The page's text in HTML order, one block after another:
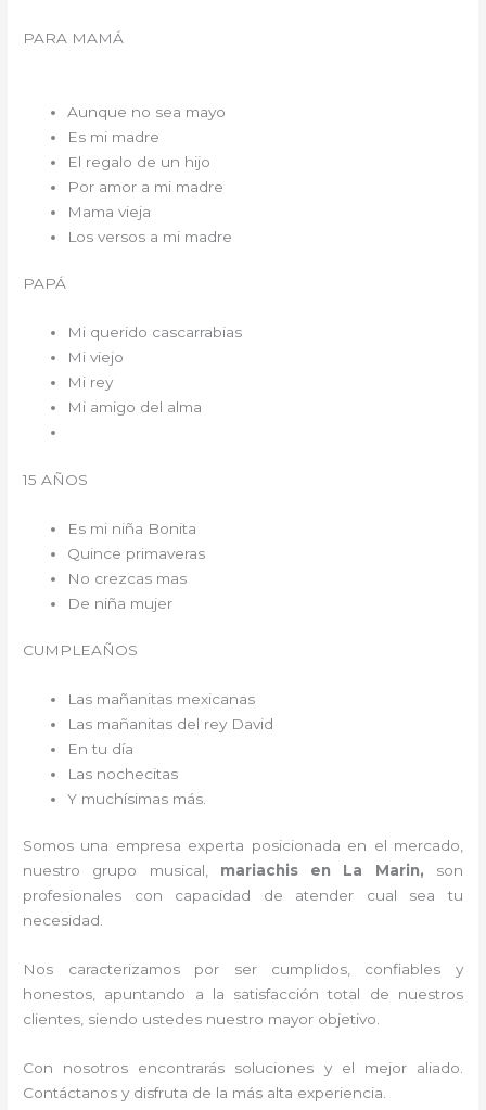
PARA MAMÁ
Aunque no sea mayo
Es mi madre
El regalo de un hijo
Por amor a mi madre
Mama vieja
Los versos a mi madre
PAPÁ
Mi querido cascarrabias
Mi viejo
Mi rey
Mi amigo del alma
15 AÑOS
Es mi niña Bonita
Quince primaveras
No crezcas mas
De niña mujer
CUMPLEAÑOS
Las mañanitas mexicanas
Las mañanitas del rey David
En tu día
Las nochecitas
Y muchísimas más.
Somos una empresa experta posicionada en el mercado,
nuestro grupo musical, mariachis en La Marin, son
profesionales con capacidad de atender cual sea tu
necesidad.
Nos caracterizamos por ser cumplidos, confiables y
honestos, apuntando a la satisfacción total de nuestros
clientes, siendo ustedes nuestro mayor objetivo.
Con nosotros encontrarás soluciones y el mejor aliado.
Contáctanos y disfruta de la más alta experiencia.